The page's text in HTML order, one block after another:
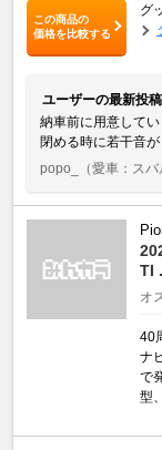
この商品の
価格を比較する
グ
ユーザーの最新投稿
納車前に用意して
閉める時に若干音
popo_
（愛車：ス
TI
オ
40
ナ
で
型